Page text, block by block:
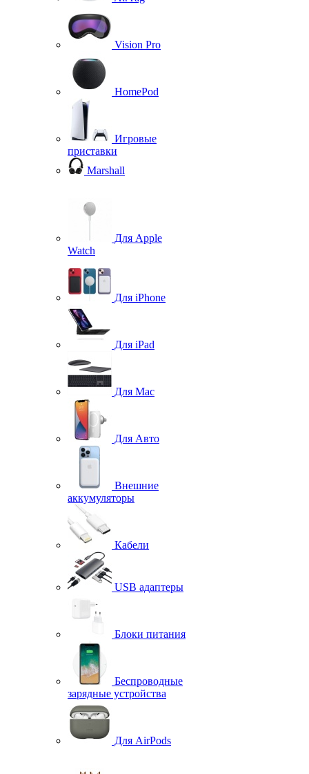
Vision Pro
HomePod
Игровые
приставки
Marshall
Для Apple
Watch
Для iPhone
Для iPad
Для Mac
Для Авто
Внешние
аккумуляторы
Кабели
USB адаптеры
Блоки питания
Беспроводные
зарядные устройства
Для AirPods